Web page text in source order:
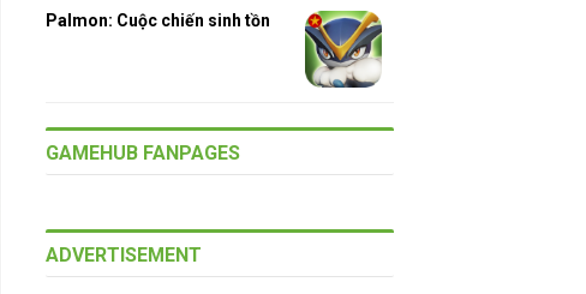
Palmon: Cuộc chiến sinh tồn
GAMEHUB FANPAGES
ADVERTISEMENT